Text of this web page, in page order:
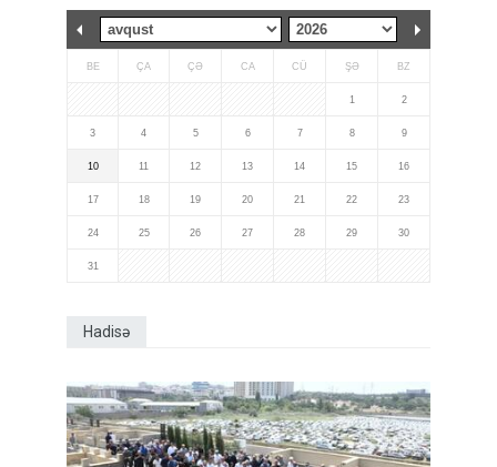
BE ÇA ÇƏ CA CÜ ŞƏ BZ
1 2
3 4 5 6 7 8 9
10 11 12 13 14 15 16
17 18 19 20 21 22 23
24 25 26 27 28 29 30
31
Hadisə